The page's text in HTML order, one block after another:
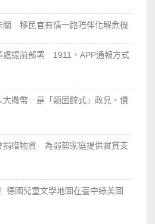
關 移民官有情一路陪伴化解危機
處提前部署 1911、APP通報方式
大撒幣 是「類固醇式」政見、債
捐贈物資 為弱勢家庭提供實質支
德國兒童文學地圖在臺中綠美圖